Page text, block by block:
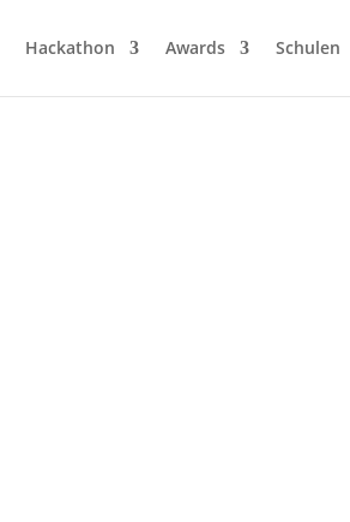
Hackathon Awards Schulen